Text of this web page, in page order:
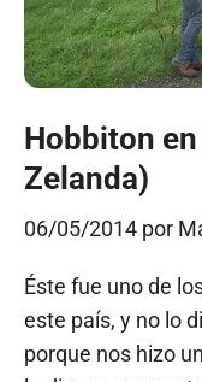
Hobbiton
Zelanda)
06/05/2014 por
Éste fue uno de
este país, y no lo
porque nos hizo